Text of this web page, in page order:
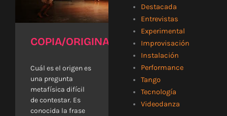
Destacada
Entrevistas
Experimental
Improvisación
Instalación
Performance
Tango
Tecnología
Videodanza
COPIA/ORIGINAL
Cuál es el origen es
una pregunta
metafísica difícil
de contestar. Es
conocida la frase